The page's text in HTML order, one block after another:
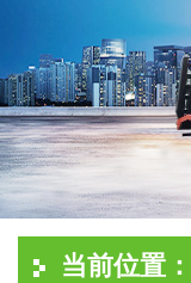
当前位置：